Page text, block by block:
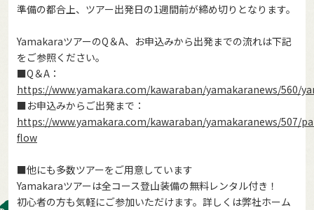
準備の都合上、ツアー出発日の1週間前が締め切りとなります。
YamakaraツアーのQ＆A、お申込みから出発までの流れは下記
をご参照ください。
■Q＆A：
https://www.yamakara.com/kawaraban/yamakaranews/560/
■お申込みからご出発まで：
https://www.yamakara.com/kawaraban/yamakaranews/507/
flow
■他にも多数ツアーをご用意しています
Yamakaraツアーは全コース登山装備の無料レンタル付き！
初心者の方も気軽にご参加いただけます。詳しくは弊社ホーム